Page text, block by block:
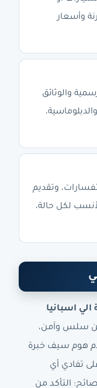
وأسعار
والوثائق
وتقديم
لكل حالة،
اسبانيا
سلس وآمن،
هوم سيف خبرة
تفادي أي
التأكد من